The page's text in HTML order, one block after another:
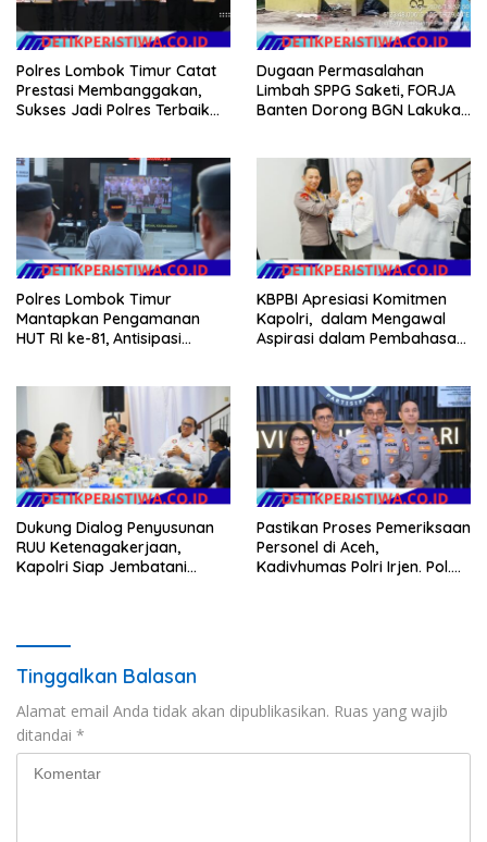
Polres Lombok Timur Catat
Prestasi Membanggakan,
Sukses Jadi Polres Terbaik
Dugaan Permasalahan
Limbah SPPG Saketi, FORJA
Banten Dorong BGN Lakukan
Polres Lombok Timur
Mantapkan Pengamanan
HUT RI ke-81, Antisipasi
KBPBI Apresiasi Komitmen
Kapolri, dalam Mengawal
Aspirasi dalam Pembahasan
Dukung Dialog Penyusunan
RUU Ketenagakerjaan,
Kapolri Siap Jembatani
Pastikan Proses Pemeriksaan
Personel di Aceh,
Kadivhumas Polri Irjen. Pol.
Tinggalkan Balasan
Alamat email Anda tidak akan dipublikasikan. Ruas yang wajib
ditandai *